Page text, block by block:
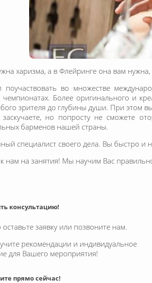
харизма, а в Флейринге она вам
поучаствовать во множестве
чемпионатах. Более оригинального и
зрителя до глубины души. При этом
но попросту не сможете
барменов нашей страны.
специалист своего дела. Вы быстро и
нам на занятия! Мы научим Вас
консультацию!
заявку или позвоните нам.
рекомендации и индивидуальное
для Вашего мероприятия!
прямо сейчас!